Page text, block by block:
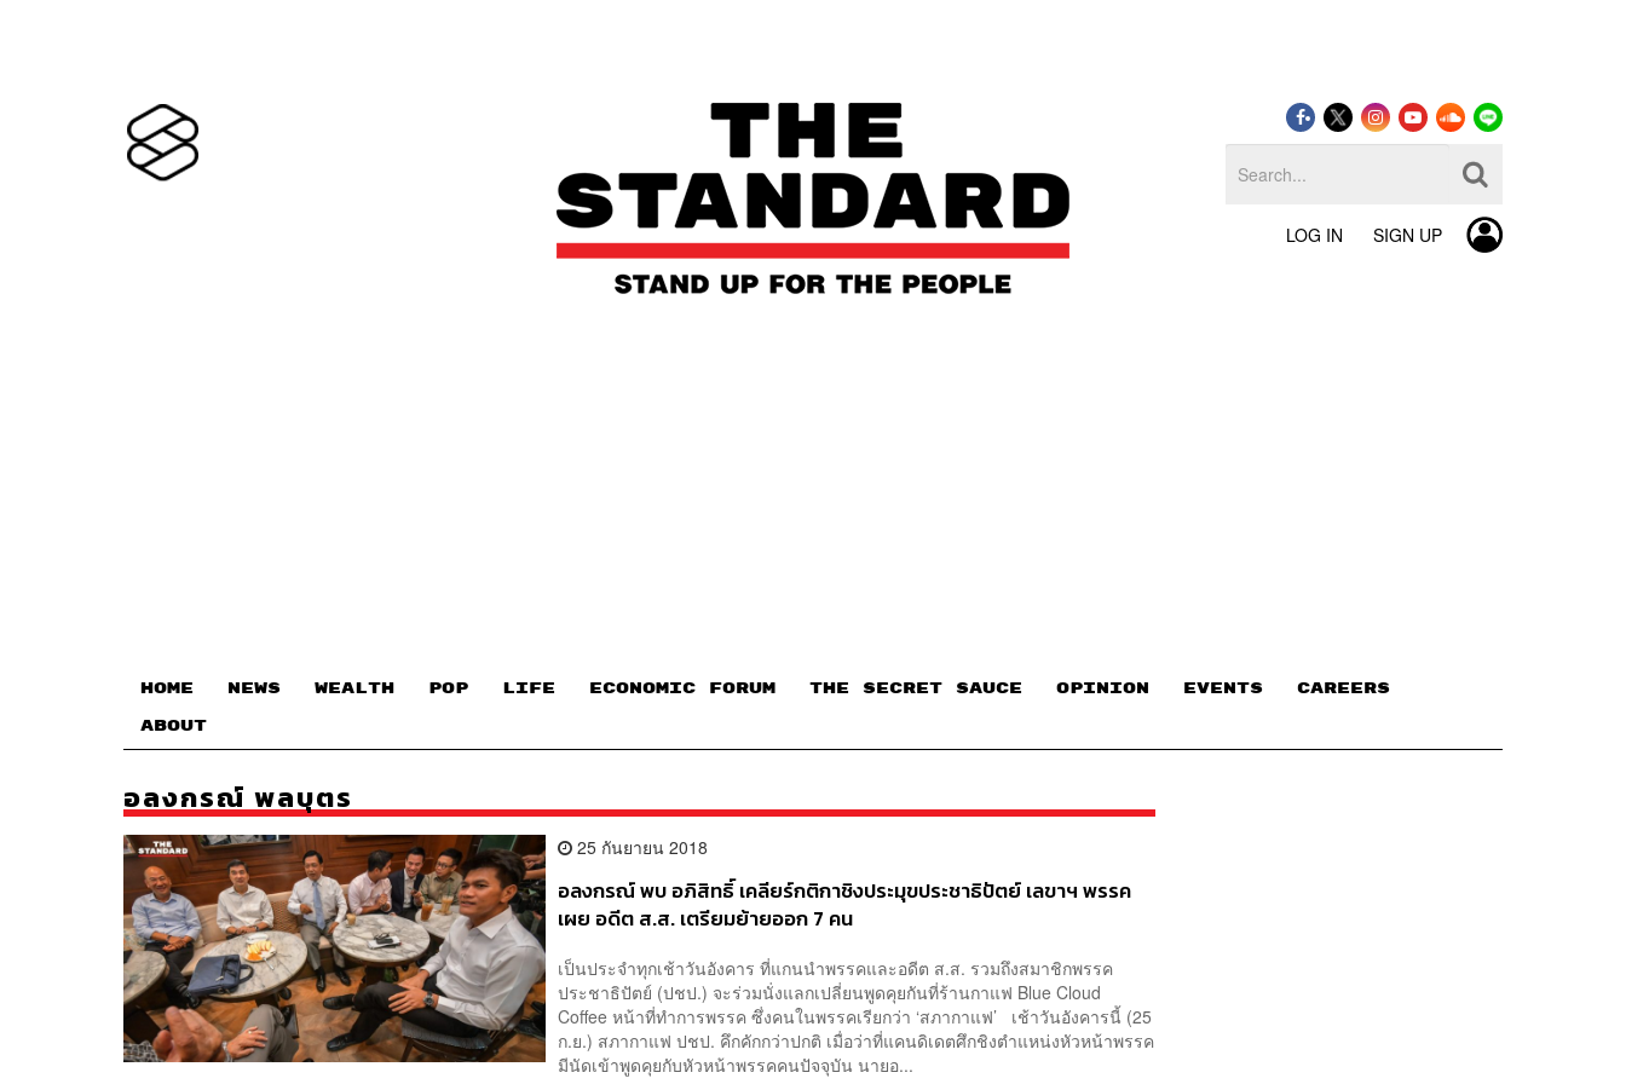
LOG IN SIGN UP
HOME NEWS WEALTH POP LIFE ECONOMIC FORUM THE SECRET SAUCE​ OPINION EVENTS CAREERS
ABOUT
อลงกรณ์ พลบุตร
25 กันยายน 2018
อลงกรณ์ พบ อภิสิทธิ์ เคลียร์กติกาชิงประมุขประชาธิปัตย์ เลขาฯ พรรค
เผย อดีต ส.ส. เตรียมย้ายออก 7 คน
เป็นประจำทุกเช้าวันอังคาร ที่แกนนำพรรคและอดีต ส.ส. รวมถึงสมาชิกพรรค
ประชาธิปัตย์ (ปชป.) จะร่วมนั่งแลกเปลี่ยนพูดคุยกันที่ร้านกาแฟ Blue Cloud
Coffee หน้าที่ทำการพรรค ซึ่งคนในพรรคเรียกว่า ‘สภากาแฟ’ เช้าวันอังคารนี้ (25
ก.ย.) สภากาแฟ ปชป. คึกคักกว่าปกติ เมื่อว่าที่แคนดิเดตศึกชิงตำแหน่งหัวหน้าพรรค
มีนัดเข้าพูดคุยกับหัวหน้าพรรคคนปัจจุบัน นายอ...